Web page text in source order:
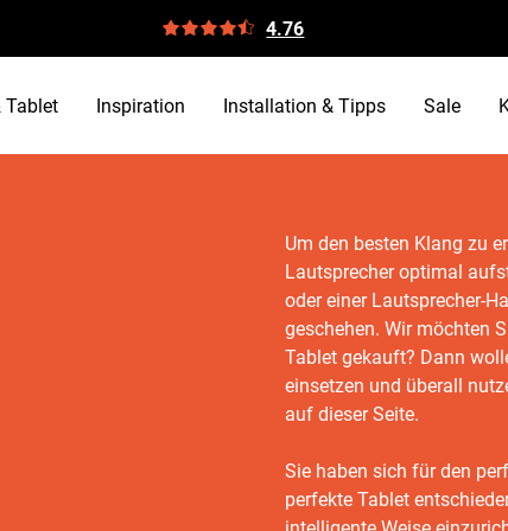
4.76
Tablet Inspiration Installation & Tipps Sale
Um den besten Klang zu
Lautsprecher optimal
oder einer Lautsprecher-
geschehen. Wir möchten
Tablet gekauft? Dann
einsetzen und überall
auf dieser Seite.
Sie haben sich für den
perfekte Tablet